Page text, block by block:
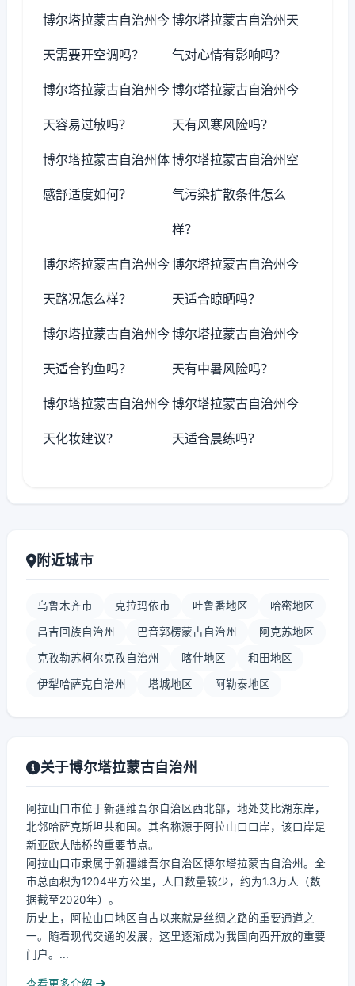
博尔塔拉蒙古自治州今
天需要开空调吗？
博尔塔拉蒙古自治州天
气对心情有影响吗？
博尔塔拉蒙古自治州今
天容易过敏吗？
博尔塔拉蒙古自治州今
天有风寒风险吗？
博尔塔拉蒙古自治州体
感舒适度如何？
博尔塔拉蒙古自治州空
气污染扩散条件怎么
样？
博尔塔拉蒙古自治州今
天路况怎么样？
博尔塔拉蒙古自治州今
天适合晾晒吗？
博尔塔拉蒙古自治州今
天适合钓鱼吗？
博尔塔拉蒙古自治州今
天有中暑风险吗？
博尔塔拉蒙古自治州今
天化妆建议？
博尔塔拉蒙古自治州今
天适合晨练吗？
附近城市
乌鲁木齐市 克拉玛依市 吐鲁番地区 哈密地区
昌吉回族自治州 巴音郭楞蒙古自治州 阿克苏地区
克孜勒苏柯尔克孜自治州 喀什地区 和田地区
伊犁哈萨克自治州 塔城地区 阿勒泰地区
关于博尔塔拉蒙古自治州
阿拉山口市位于新疆维吾尔自治区西北部，地处艾比湖东岸，
北邻哈萨克斯坦共和国。其名称源于阿拉山口口岸，该口岸是
新亚欧大陆桥的重要节点。
阿拉山口市隶属于新疆维吾尔自治区博尔塔拉蒙古自治州。全
市总面积为1204平方公里，人口数量较少，约为1.3万人（数
据截至2020年）。
历史上，阿拉山口地区自古以来就是丝绸之路的重要通道之
一。随着现代交通的发展，这里逐渐成为我国向西开放的重要
门户。...